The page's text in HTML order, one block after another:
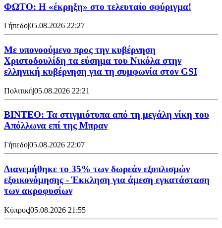
ΦΩΤΟ: Η «έκρηξη» στο τελευταίο σφύριγμα!
Γήπεδο|05.08.2026 22:27
Με υπονοούμενο προς την κυβέρνηση
Χριστοδουλίδη τα εύσημα του Νικόλα στην
ελληνική κυβέρνηση για τη συμφωνία στον GSI
Πολιτική|05.08.2026 22:21
ΒΙΝΤΕΟ: Τα στιγμιότυπα από τη μεγάλη νίκη του
Απόλλωνα επί της Μπραν
Γήπεδο|05.08.2026 22:07
Διανεμήθηκε το 35% των δωρεάν εξοπλισμών
εξοικονόμησης - Έκκληση για άμεση εγκατάσταση
των ακροφυσίων
Κύπρος|05.08.2026 21:55